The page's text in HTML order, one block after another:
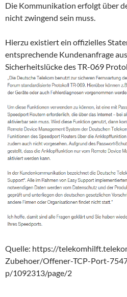
Die Kommunikation erfolgt über
nicht zwingend sein muss.
Hierzu existiert ein offizielles
entsprechende Kundenanfrage
Sicherheitslücke des TR-069
Quelle: https://
Zubehoer/Offener-TCP-Port-
p/1092313/page/2